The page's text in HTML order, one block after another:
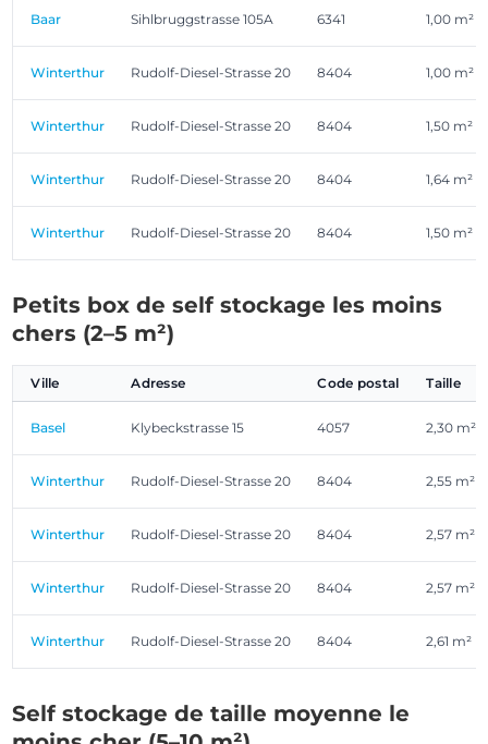
Baar Sihlbruggstrasse 105A 6341 1,00 m²
Winterthur Rudolf-Diesel-Strasse 20 8404 1,00 m²
Winterthur Rudolf-Diesel-Strasse 20 8404 1,50 m²
Winterthur Rudolf-Diesel-Strasse 20 8404 1,64 m²
Winterthur Rudolf-Diesel-Strasse 20 8404 1,50 m²
Petits box de self stockage les moins
chers (2–5 m²)
Ville Adresse Code postal Taille
Basel Klybeckstrasse 15 4057 2,30 m²
Winterthur Rudolf-Diesel-Strasse 20 8404 2,55 m²
Winterthur Rudolf-Diesel-Strasse 20 8404 2,57 m²
Winterthur Rudolf-Diesel-Strasse 20 8404 2,57 m²
Winterthur Rudolf-Diesel-Strasse 20 8404 2,61 m²
Self stockage de taille moyenne le